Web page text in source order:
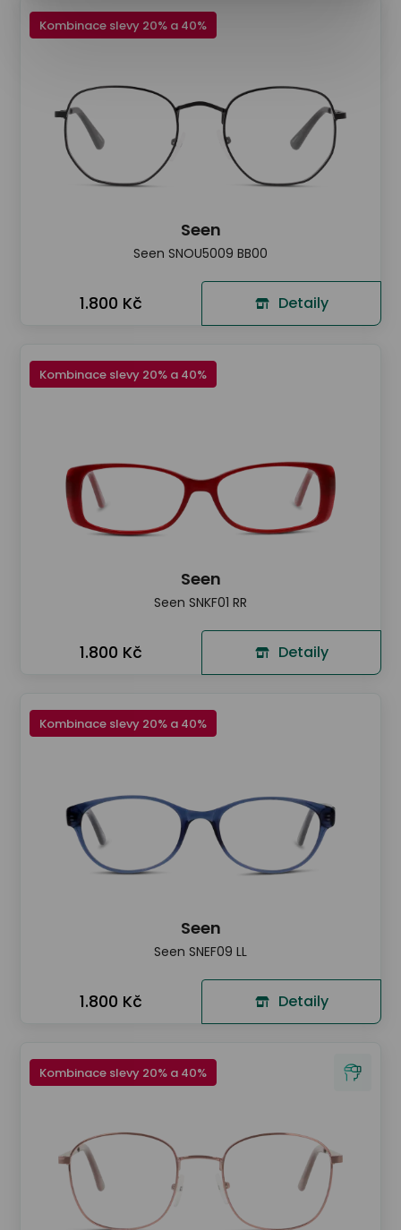
Kombinace slevy 20% a 40%
Seen
Seen SNOU5009 BB00
1.800 Kč Detaily
Kombinace slevy 20% a 40%
Seen
Seen SNKF01 RR
1.800 Kč Detaily
Kombinace slevy 20% a 40%
Seen
Seen SNEF09 LL
1.800 Kč Detaily
Kombinace slevy 20% a 40%